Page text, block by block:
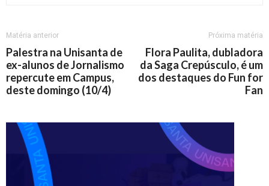
Matéria anterior
Palestra na Unisanta de
ex-alunos de Jornalismo
repercute em Campus,
deste domingo (10/4)
Próxima matéria
Flora Paulita, dubladora
da Saga Crepúsculo, é um
dos destaques do Fun for
Fan